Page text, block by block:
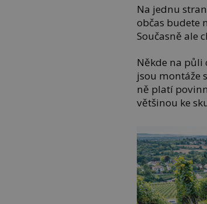
Na jednu
občas budete
Současně ale
Někde na
jsou montáže
ně platí
většinou ke